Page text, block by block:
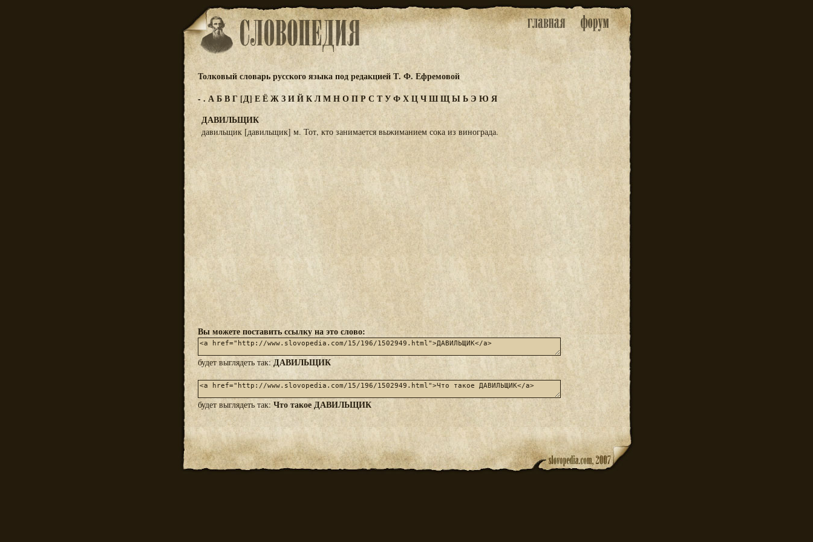
Толковый словарь русского языка под редакцией Т. Ф. Ефремовой
-. АБВГ[Д] ЕЁЖЗИЙКЛМНОПР С ТУФХЦЧШЩЫЬ Э Ю Я
ДАВИЛЬЩИК
давильщик [давильщик] м. Тот, кто занимается выжиманием сока из винограда.
Вы можете поставить ссылку на это слово:
будет выглядеть так:ДАВИЛЬЩИК
будет выглядеть так: Что такое ДАВИЛЬЩИК